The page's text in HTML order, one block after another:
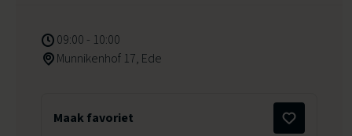
09:00 - 10:00
Munnikenhof 17, Ede
Maak favoriet